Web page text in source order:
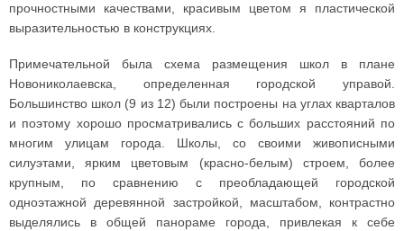
прочностными качествами, красивым цветом я пластической
выразительностью в конструкциях.
Примечательной была схема размещения школ в плане
Новониколаевска, определенная городской управой.
Большинство школ (9 из 12) были построены на углах кварталов
и поэтому хорошо просматривались с больших расстояний по
многим улицам города. Школы, со своими живописными
силуэтами, ярким цветовым (красно-белым) строем, более
крупным, по сравнению с преобладающей городской
одноэтажной деревянной застройкой, масштабом, контрастно
выделялись в общей панораме города, привлекая к себе